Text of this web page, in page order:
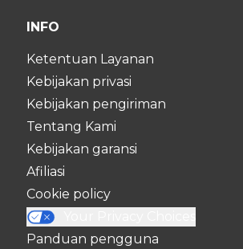
INFO
Ketentuan Layanan
Kebijakan privasi
Kebijakan pengiriman
Tentang Kami
Kebijakan garansi
Afiliasi
Cookie policy
Panduan pengguna